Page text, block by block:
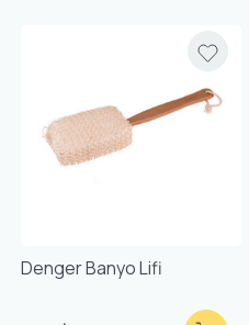
Denger Banyo Lifi